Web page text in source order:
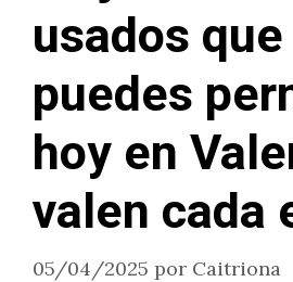
usados que
puedes
hoy en
valen cada
05/04/2025 por Caitriona